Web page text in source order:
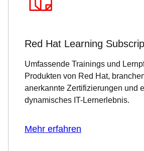
Red Hat Learning
Umfassende Trainings und
Produkten von Red Hat,
anerkannte Zertifizierungen und
dynamisches IT-Lernerlebnis.
Mehr erfahren